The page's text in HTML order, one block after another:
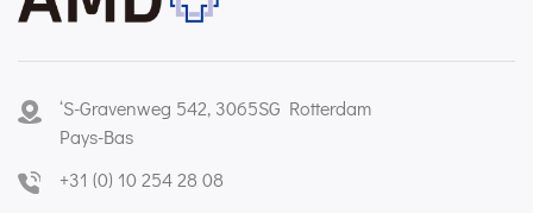
‘S-Gravenweg 542, 3065SG Rotterdam
Pays-Bas
+31 (0) 10 254 28 08